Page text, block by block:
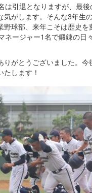
は引退となりますが、最
気がします。そんな3年生
野球部、来年こそは歴史を
ネージャー1名で鍛錬の日
がとうございました。今
たします！